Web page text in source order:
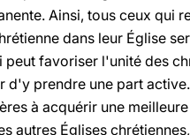
Ainsi, tous ceux qui
dans leur Église
peut favoriser l'unité des
d'y prendre une part
à acquérir une meilleure
autres Églises